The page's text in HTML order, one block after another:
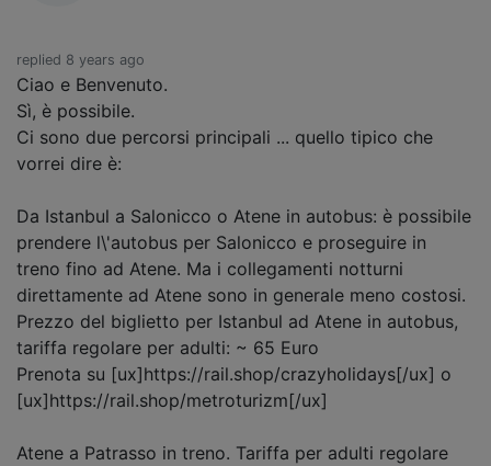
replied 8 years ago
Ciao e Benvenuto.
Sì, è possibile.
Ci sono due percorsi principali ... quello tipico che
vorrei dire è:
Da Istanbul a Salonicco o Atene in autobus: è possibile
prendere l\'autobus per Salonicco e proseguire in
treno fino ad Atene. Ma i collegamenti notturni
direttamente ad Atene sono in generale meno costosi.
Prezzo del biglietto per Istanbul ad Atene in autobus,
tariffa regolare per adulti: ~ 65 Euro
Prenota su [ux]https://rail.shop/crazyholidays[/ux] o
[ux]https://rail.shop/metroturizm[/ux]
Atene a Patrasso in treno. Tariffa per adulti regolare